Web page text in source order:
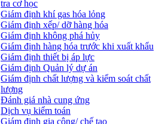
tra cơ học
Giám định khí gas hóa lỏng
Giám định xếp/ dỡ hàng hóa
Giám định không phá hủy
Giám định hàng hóa trước khi xuất khẩu
Giám định thiết bị áp lực
Giám định Quản lý dự án
Giám định chất lượng và kiểm soát chất
lượng
Đánh giá nhà cung ứng
Dịch vụ kiểm toán
Giám định gia công/ chế tạo